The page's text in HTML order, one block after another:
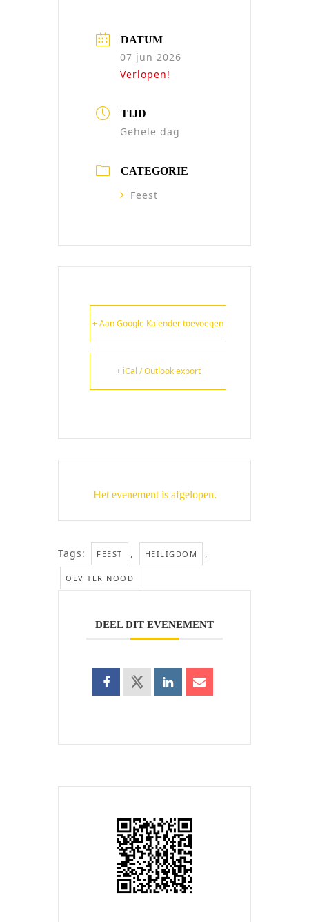
DATUM
07 jun 2026
Verlopen!
TIJD
Gehele dag
CATEGORIE
Feest
+ Aan Google Kalender toevoegen
+ iCal / Outlook export
Het evenement is afgelopen.
Tags: FEEST , HEILIGDOM ,
OLV TER NOOD
DEEL DIT EVENEMENT